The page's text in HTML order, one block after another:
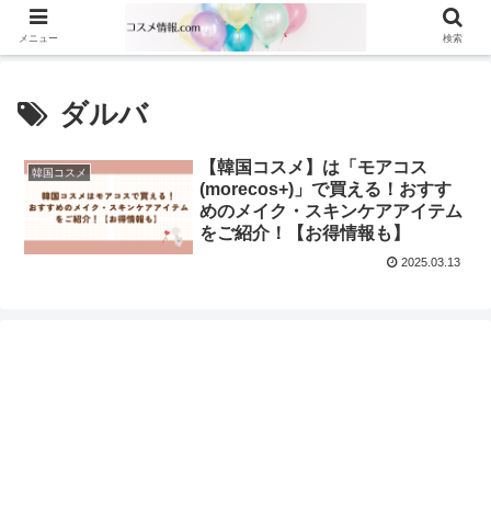
ダルバ
韓国コスメ
【韓国コスメ】は「モアコス
(morecos+)」で買える！おすす
めのメイク・スキンケアアイテム
をご紹介！【お得情報も】
2025.03.13
メニュー 検索